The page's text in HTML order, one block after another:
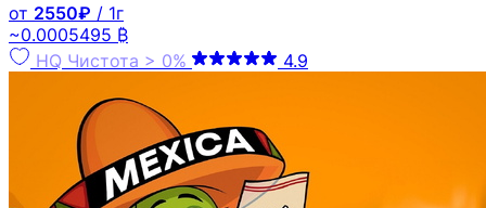
от 2550₽ / 1г
~0.0005495 ₿
HQ Чистота > 0% 4.9